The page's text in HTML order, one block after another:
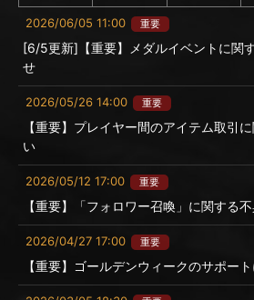
2026/06/05 11:00 重要
[6/5更新]【重要】メダルイベントに関
せ
2026/05/26 14:00 重要
【重要】プレイヤー間のアイテム取引
い
2026/05/12 17:00 重要
【重要】「フォロワー召喚」に関する
2026/04/27 17:00 重要
【重要】ゴールデンウィークのサポー